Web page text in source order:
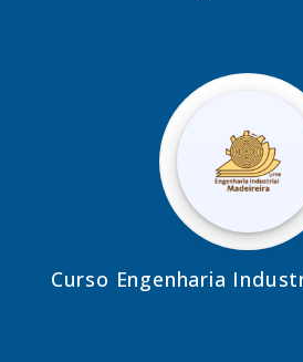
Curso Engenharia